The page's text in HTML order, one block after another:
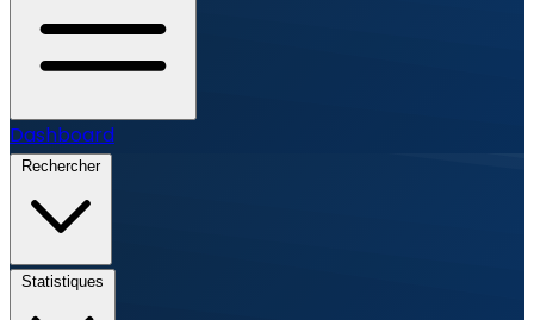
Dashboard
Rechercher
Statistiques